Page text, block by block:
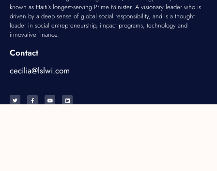
known as Haiti’s longest-serving Prime Minister. A visionary leader who is
driven by a deep sense of global social responsibility, and is a thought
leader in social entrepreneurship, impact programs, technology and
innovative finance.
Contact
cecilia@lslwi.com